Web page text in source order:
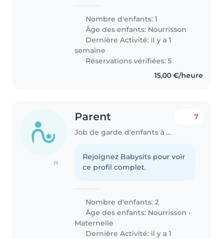
Nombre d'enfants: 1
Âge des enfants: Nourrisson
Dernière Activité: il y a 1
semaine
Réservations vérifiées: 5
15,00 €/heure
(1)
Parent
Job de garde d'enfants à Sandweiler
7
Rejoignez Babysits pour voir
ce profil complet.
Nombre d'enfants: 2
Âge des enfants: Nourrisson •
Maternelle
Dernière Activité: il y a 1